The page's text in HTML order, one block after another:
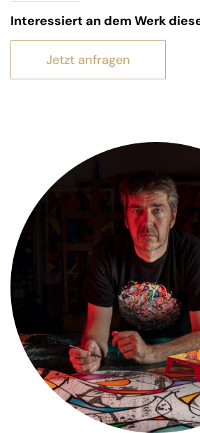
Interessiert an dem Werk
Jetzt anfragen